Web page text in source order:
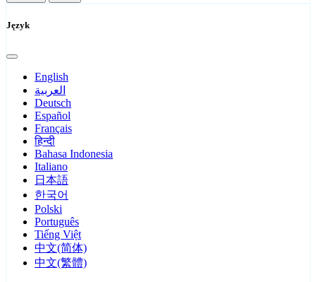
Język
English
العربية
Deutsch
Español
Français
हिन्दी
Bahasa Indonesia
Italiano
日本語
한국어
Polski
Português
Tiếng Việt
中文(简体)
中文(繁體)